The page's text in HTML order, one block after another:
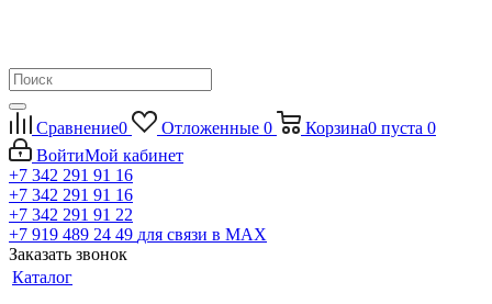
Сравнение0 Отложенные 0 Корзина0 пуста 0
ВойтиМой кабинет
+7 342 291 91 16
+7 342 291 91 16
+7 342 291 91 22
+7 919 489 24 49 для связи в МАХ
Заказать звонок
Каталог